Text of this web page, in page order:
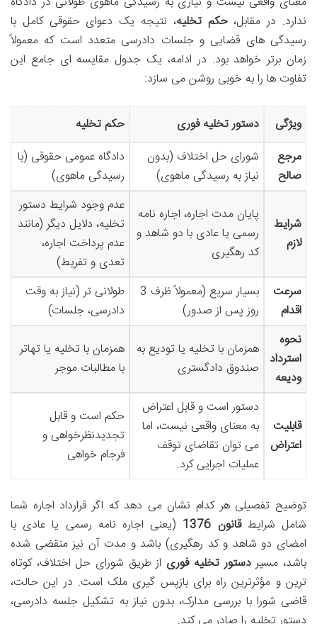
ندارد. در مقابل،حکم تخلیه، نتیجه یک دعوای حقوقی کامل با
رسیدگی های قضایی و جلسات دادرسی متعدد است که معمولاً
زمان برتر خواهد بود. در ادامه، یک جدول مقایسه ای جامع این
تفاوت ها را به خوبی روشن می سازد:
ویژگی دستور تخلیه فوری
حکم تخلیه
مرجع
صالح
شورای حل اختلاف (بدون
نیاز به رسیدگی ماهوی)
دادگاه عمومی حقوقی (با
رسیدگی ماهوی)
شرایط
لازم
پایان مدت اجاره، اجاره نامه
رسمی یا عادی با دو شاهد و
کد رهگیری
عدم وجود شرایط دستور
تخلیه، دلایل دیگر (مانند
عدم پرداخت اجاره،
تعدی و تفریط)
سرعت
اقدام
بسیار سریع (معمولاً ظرف 3
روز پس از صدور)
طولانی تر (نیاز به وقت
دادرسی، جلسات)
نحوه
استرداد
ودیعه
همزمان با تخلیه یا تودیع به
صندوق دادگستری
همزمان با تخلیه یا تهاتر
با مطالبات موجر
قابلیت
اعتراض
دستور است و قابل اعتراض
به معنای واقعی نیست، اما
می توان تقاضای توقف
عملیات اجرایی کرد.
حکم است و قابل
تجدیدنظرخواهی و
فرجام خواهی
توضیح تفصیلی هر کدام نشان می دهد که اگر قرارداد اجاره شما
شامل شرایطقانون 1376
(یعنی اجاره نامه رسمی یا عادی با
امضای دو شاهد و کد رهگیری) باشد و مدت آن نیز منقضی شده
باشد، مسیردستور تخلیه فوری از طریق شورای حل اختلاف، کوتاه
ترین و مؤثرترین راه برای بازپس گیری ملک است. در این حالت،
قاضی شورا با بررسی مدارک، بدون نیاز به تشکیل جلسه دادرسی،